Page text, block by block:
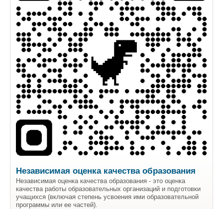
Независимая оценка качества образования
Независимая оценка качества образования - это оценка
качества работы образовательных организаций и подготовки
учащихся (включая степень усвоения ими образовательной
программы или ее частей).